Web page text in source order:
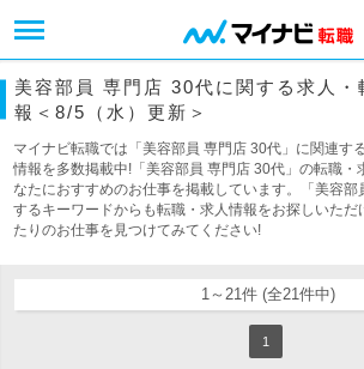
美容部員 専門店 30代に関する求人・
報＜8/5（水）更新＞
マイナビ転職では「美容部員 専門店 30代」に関連す
情報を多数掲載中!「美容部員 専門店 30代」の転職・
なたにおすすめのお仕事を掲載しています。「美容部
するキーワードからも転職・求人情報をお探しいただ
たりのお仕事を見つけてみてください!
1～21件 (全21件中)
1